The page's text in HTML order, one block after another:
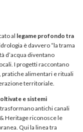
al legame profondo tra
è davvero “la trama
d’acqua diventano
I progetti raccontano
pratiche alimentari e rituali
territoriale.
e sistemi
trasformano antichi canali
Heritage riconosce le
Qui la linea tra